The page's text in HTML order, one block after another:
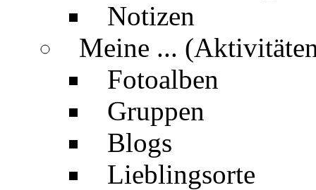
Notizen
Meine ...
Fotoalben
Gruppen
Blogs
Lieblingsorte